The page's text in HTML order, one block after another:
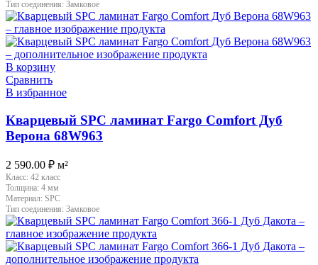
Тип соединения: Замковое
В корзину
Сравнить
В избранное
Кварцевый SPC ламинат Fargo Comfort Дуб
Верона 68W963
2 590.00 ₽ м²
Класс: 42 класс
Толщина: 4 мм
Материал: SPC
Тип соединения: Замковое